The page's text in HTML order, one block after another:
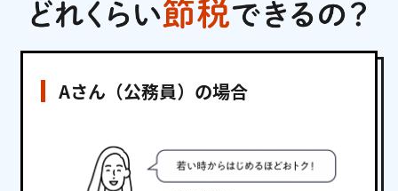
Aさん（公務員）の場合